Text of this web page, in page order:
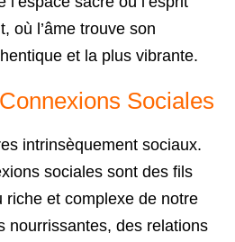
où l’âme trouve son
et la plus vibrante.
Sociales
intrinsèquement sociaux.
sociales sont des fils
riche et complexe de notre
nourrissantes, des relations